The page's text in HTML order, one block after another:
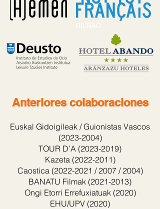
Anteriores colaboraciones
Euskal Gidoigileak / Guionistas Vascos
(2023-2004)
TOUR D’A (2023-2019)
Kazeta (2022-2011)
Caostica (2022-2021 / 2007 / 2004)
BANATU Filmak (2021-2013)
Ongi Etorri Errefuxiatuak (2020)
EHU/UPV (2020)